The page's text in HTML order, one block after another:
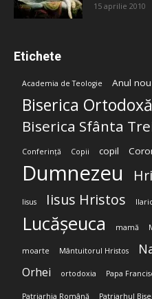
15 aprilie 2010
Etichete
Academia de Teologie Anul nou
Biserica Ortodoxă
Biserica Sfânta
Conferință Copii copil
Dumnezeu
Iisus Iisus Hristos
Lucășeuca mamă
moarte Mântuitorul Hristos
Orhei ortodoxia Papa
Patriarhia Română Patriarhul